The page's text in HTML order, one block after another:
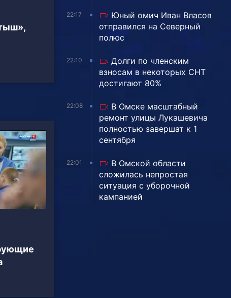
22:17
Юный омич Иван Власов
отправился на Северный
полюс
22:10
Долги по членским
взносам в некоторых СНТ
достигают 80%
22:08
В Омске масштабный
ремонт улицы Лукашевича
полностью завершат к 1
сентября
22:01
В Омской области
сложилась непростая
ситуация с уборочной
кампанией